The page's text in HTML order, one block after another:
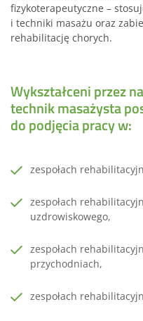
fizykoterapeutyczne –
i techniki masażu oraz
rehabilitację chorych.
Wykształceni przez
technik masażysta
do podjęcia pracy w:
zespołach
zespołach
uzdrowiskowego,
zespołach
przychodniach,
zespołach